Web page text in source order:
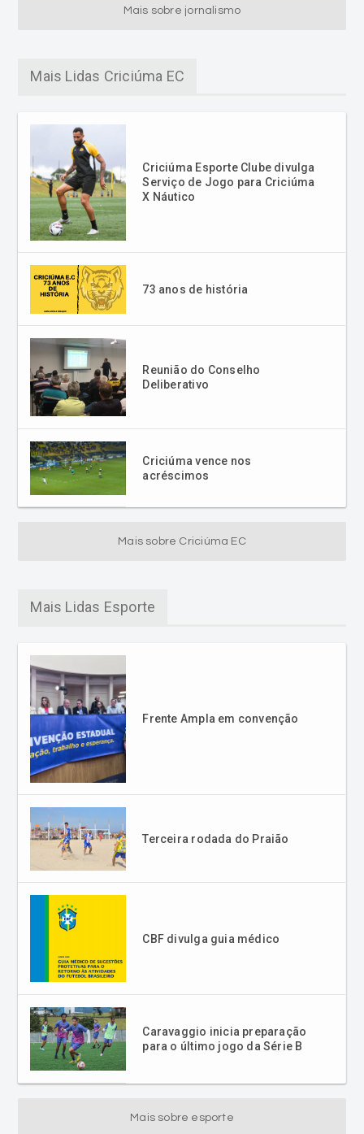
Mais sobre jornalismo
Mais Lidas Criciúma EC
Criciúma Esporte Clube divulga
Serviço de Jogo para Criciúma
X Náutico
73 anos de história
Reunião do Conselho
Deliberativo
Criciúma vence nos
acréscimos
Mais sobre Criciúma EC
Mais Lidas Esporte
Frente Ampla em convenção
Terceira rodada do Praião
CBF divulga guia médico
Caravaggio inicia preparação
para o último jogo da Série B
Mais sobre esporte